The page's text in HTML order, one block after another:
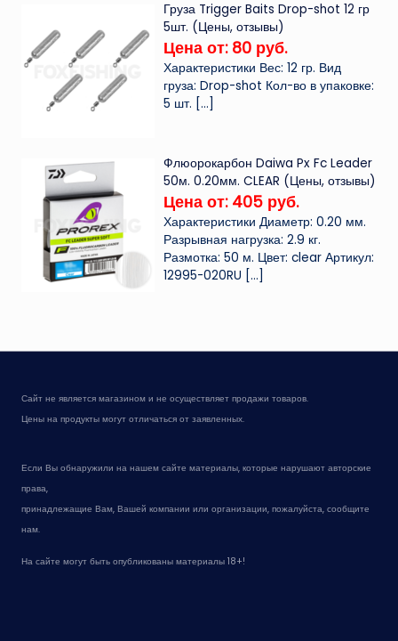
Груза Trigger Baits Drop-shot 12 гр
5шт. (Цены, отзывы)
Цена от: 80 руб.
Характеристики Вес: 12 гр. Вид
груза: Drop-shot Кол-во в упаковке:
5 шт. […]
Флюорокарбон Daiwa Px Fc Leader
50м. 0.20мм. CLEAR (Цены, отзывы)
Цена от: 405 руб.
Характеристики Диаметр: 0.20 мм.
Разрывная нагрузка: 2.9 кг.
Размотка: 50 м. Цвет: clear Артикул:
12995-020RU […]
Сайт не является магазином и не осуществляет продажи товаров.
Цены на продукты могут отличаться от заявленных.
Если Вы обнаружили на нашем сайте материалы, которые нарушают авторские
права,
принадлежащие Вам, Вашей компании или организации, пожалуйста, сообщите
нам.
На сайте могут быть опубликованы материалы 18+!